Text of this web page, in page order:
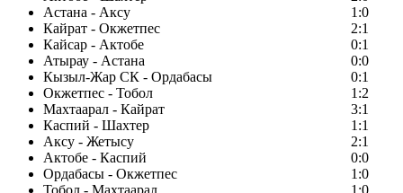
Астана - Аксу
1:0
Кайрат - Окжетпес
2:1
Кайсар - Актобе
0:1
Атырау - Астана
0:0
Кызыл-Жар СК - Ордабасы
0:1
Окжетпес - Тобол
1:2
Махтаарал - Кайрат
3:1
Каспий - Шахтер
1:1
Аксу - Жетысу
2:1
Актобе - Каспий
0:0
Ордабасы - Окжетпес
1:0